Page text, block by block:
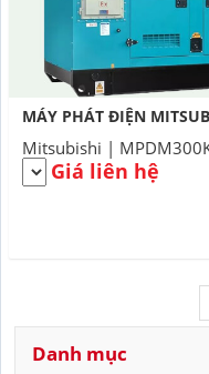
MÁY PHÁT ĐIỆN
Mitsubishi |
Giá liên hệ
Danh mục